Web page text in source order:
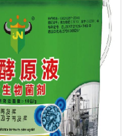
功效，等土传病害的抗病力；从
引起的作物根部病害及蔬菜苗期
免疫力和抗逆性，促进作物生
的代谢产物，促进根系生长，产
酸盐和含钾矿物的代谢产物，促
养元素的利用；增产30%-50%；
增收的目的。且持效期较长，对
坏性，符合我国农业可持续发展
作物的首选产品。